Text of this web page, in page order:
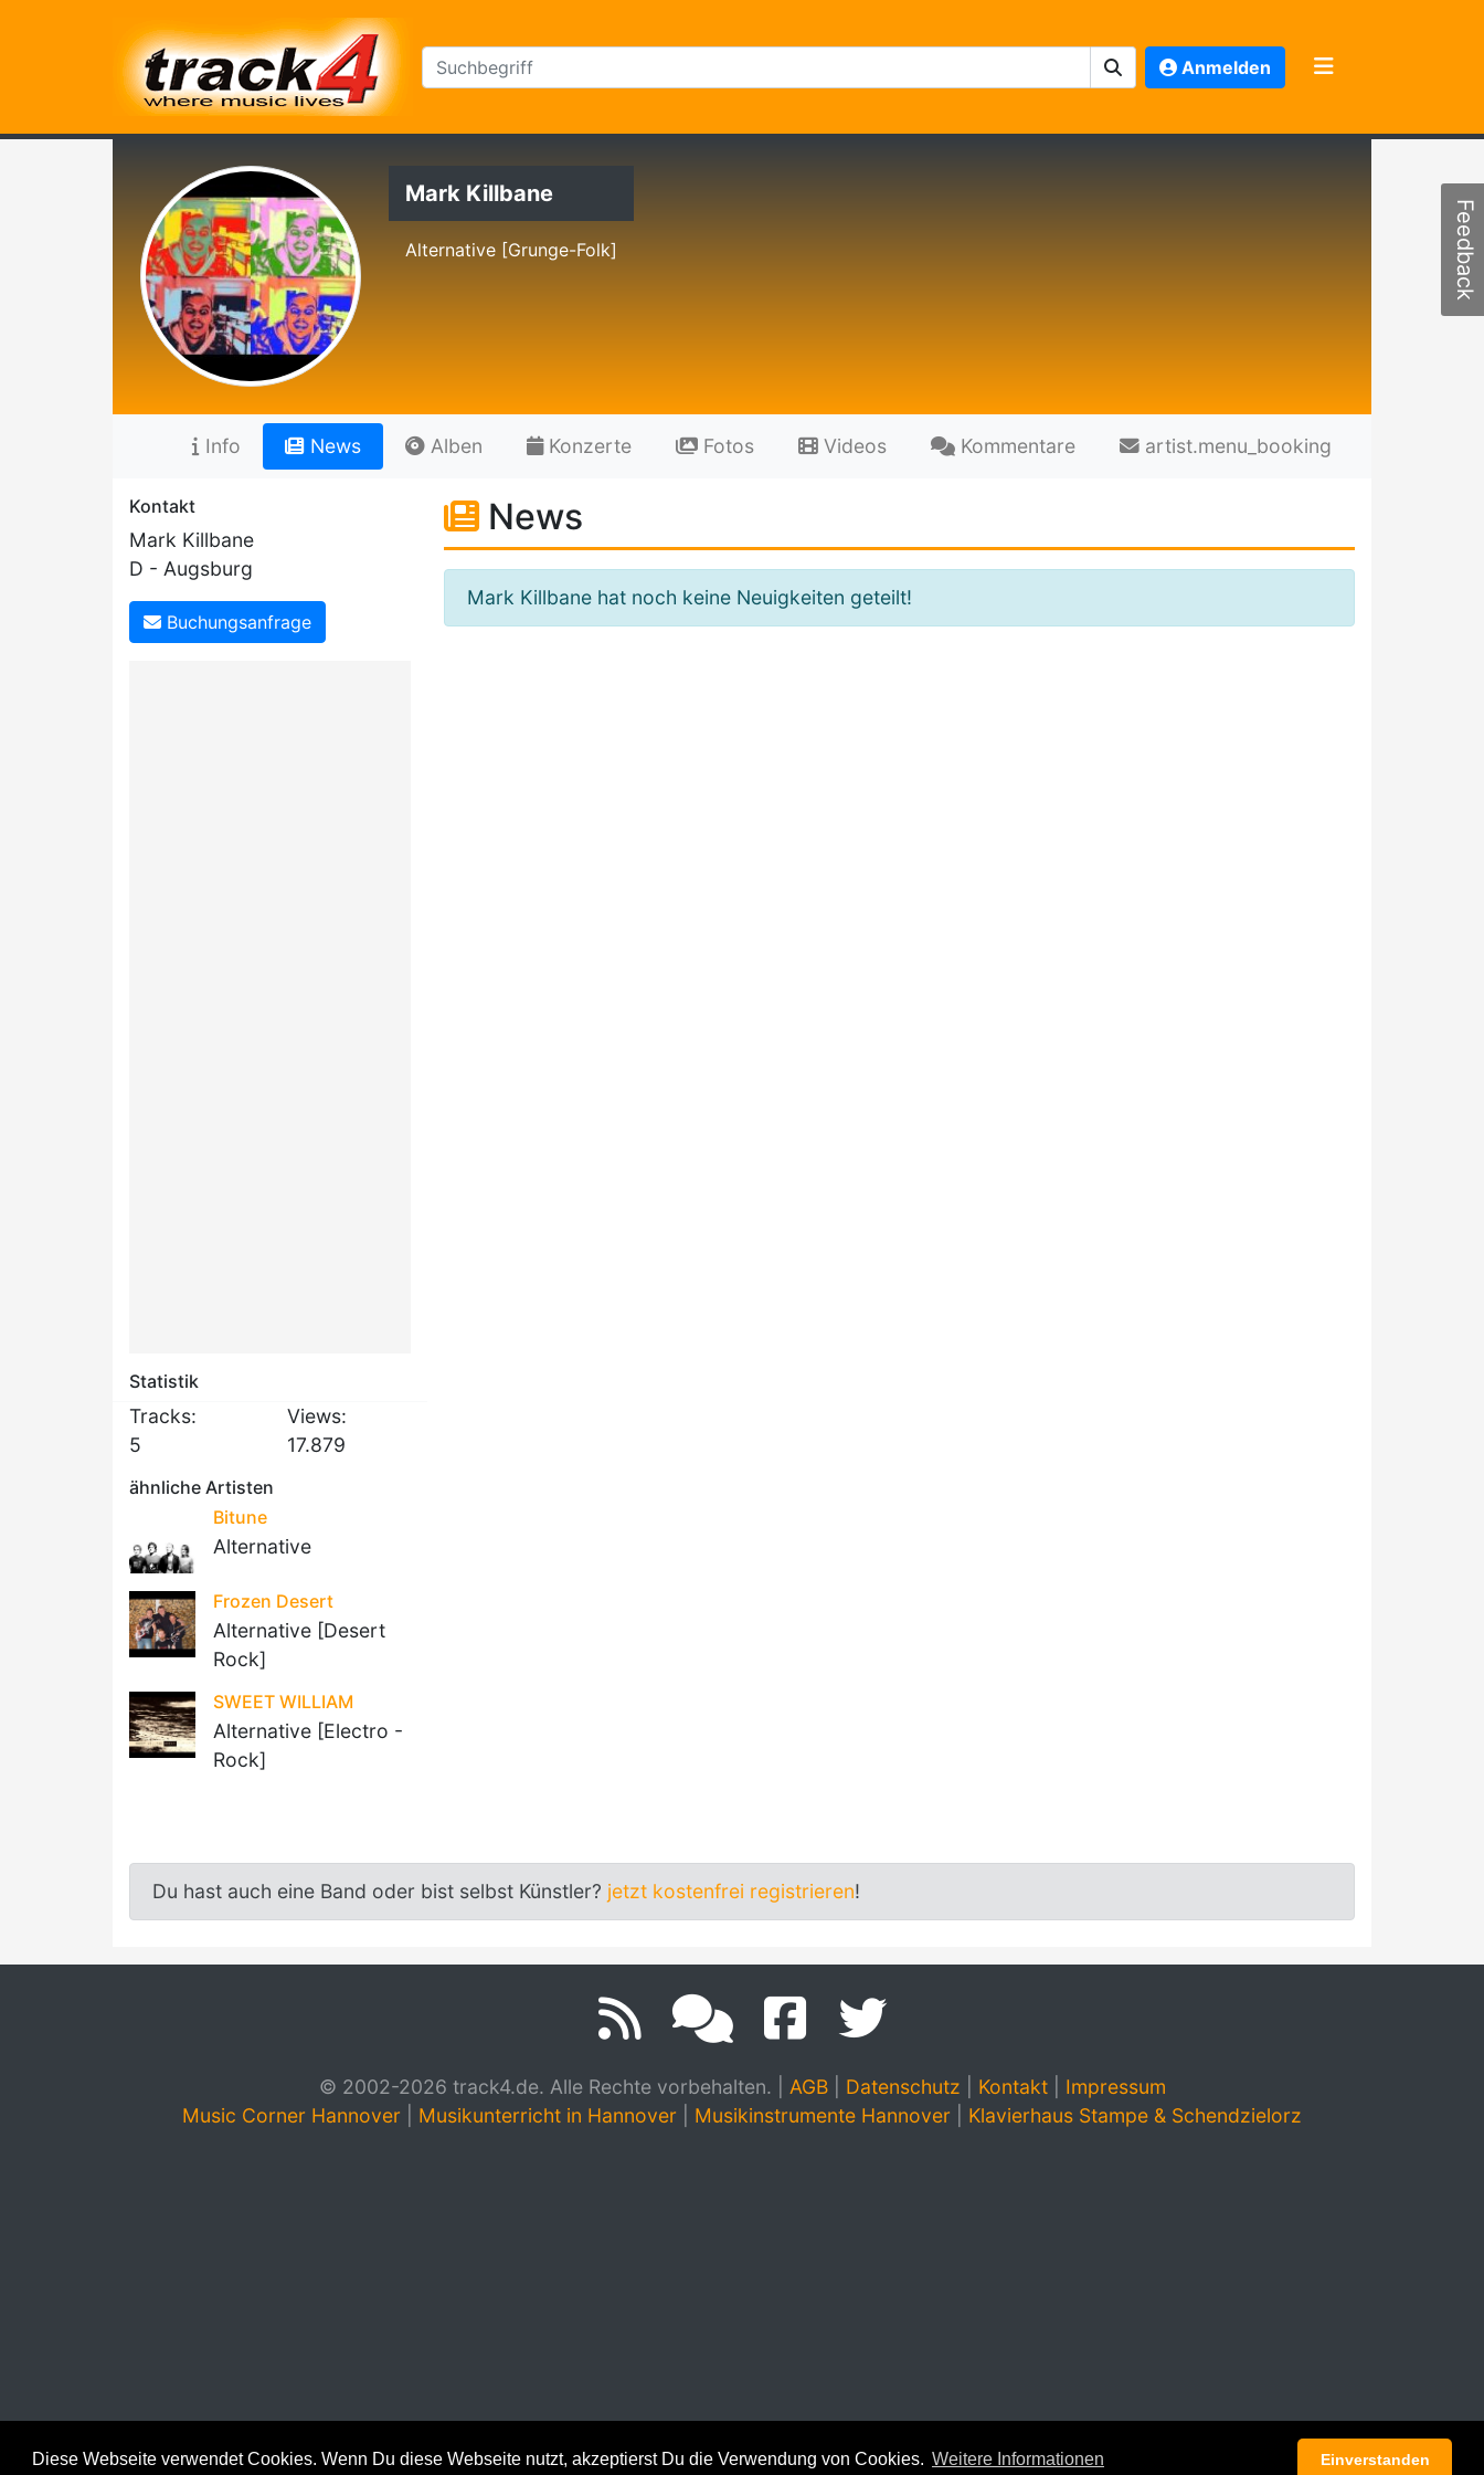
Diese Webseite verwendet Cookies. Wenn Du diese Webseite nutzt, akzeptierst Du die Verwendung von Cookies. Weitere Informationen Einverstanden
Anmelden
Mark Killbane
Alternative [Grunge-Folk]
Info News Alben Konzerte Fotos Videos Kommentare artist.menu_booking
Kontakt
Mark Killbane
D - Augsburg
Buchungsanfrage
Statistik
Tracks:
5
Views:
17.879
ähnliche Artisten
Bitune
Alternative
Frozen Desert
Alternative [Desert
Rock]
SWEET WILLIAM
Alternative [Electro -
Rock]
News
Mark Killbane hat noch keine Neuigkeiten geteilt!
Du hast auch eine Band oder bist selbst Künstler? jetzt kostenfrei registrieren!
© 2002-2026 track4.de. Alle Rechte vorbehalten. AGB| Datenschutz Kontakt| Impressum
Music Corner Hannover
Musikunterricht in Hannover Musikinstrumente Hannover Klavierhaus Stampe & Schendzielorz
Feedback